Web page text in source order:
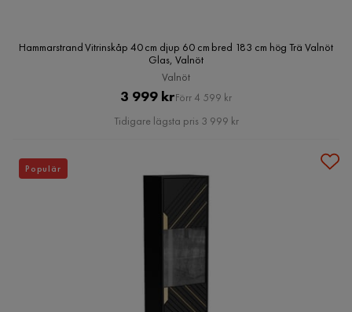
Hammarstrand Vitrinskåp 40 cm djup 60 cm bred 183 cm hög Trä Valnöt
Glas, Valnöt
Valnöt
Pris
3 999 krOriginal
Pris
Förr 4 599 kr
Tidigare lägsta pris 3 999 kr
Populär